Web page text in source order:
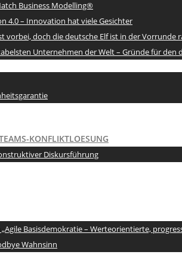
Business Modelling®
4.0 – Innovation hat viele Gesichter
vorbei, doch die deutsche Elf ist in der
Unternehmen der Welt – Gründe für den
KONFLIKTLOESUNG
Diskursführung
„Agile Basisdemokratie – Werteorientierte,
Wahnsinn